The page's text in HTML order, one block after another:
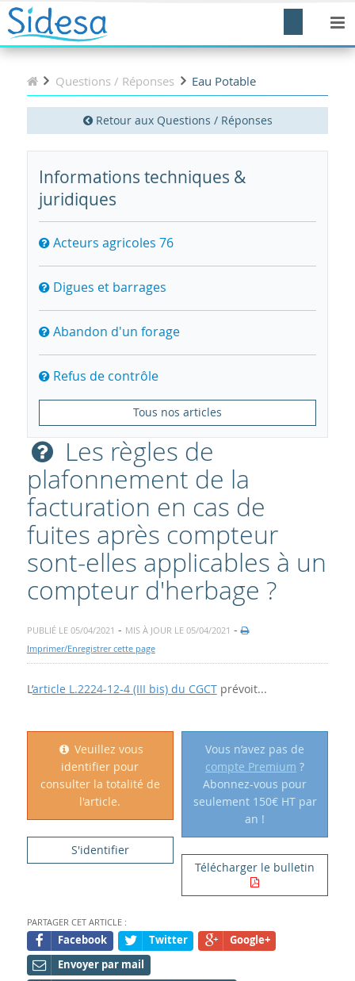
Questions / Réponses Eau Potable
Retour aux Questions / Réponses
Informations techniques &
juridiques
Acteurs agricoles 76
Digues et barrages
Abandon d'un forage
Refus de contrôle
Tous nos articles
Les règles de
plafonnement de la
facturation en cas de
fuites après compteur
sont-elles applicables à un
compteur d'herbage ?
PUBLIÉ LE 05/04/2021 - MIS À JOUR LE 05/04/2021 -
Imprimer/Enregistrer cette page
L’article L.2224-12-4 (III bis) du CGCTprévoit...
Veuillez vous
identifier pour
consulter la totalité de
l'article.
S'identifier
Vous n’avez pas de
compte Premium ?
Abonnez-vous pour
seulement 150€ HT par
an !
Télécharger le bulletin
PARTAGER CET ARTICLE :
Facebook Twitter
Google+
Envoyer par mail